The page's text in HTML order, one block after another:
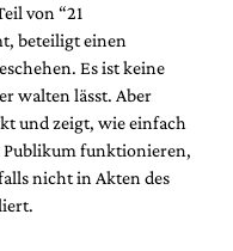
von “21
beteiligt einen
Es ist keine
walten lässt. Aber
und zeigt, wie einfach
funktionieren,
nicht in Akten des